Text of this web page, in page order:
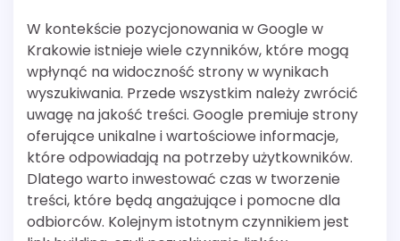
W kontekście pozycjonowania w Google w
Krakowie istnieje wiele czynników, które mogą
wpłynąć na widoczność strony w wynikach
wyszukiwania. Przede wszystkim należy zwrócić
uwagę na jakość treści. Google premiuje strony
oferujące unikalne i wartościowe informacje,
które odpowiadają na potrzeby użytkowników.
Dlatego warto inwestować czas w tworzenie
treści, które będą angażujące i pomocne dla
odbiorców. Kolejnym istotnym czynnikiem jest